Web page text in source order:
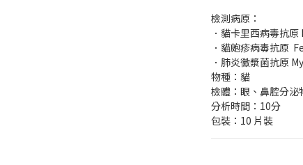
檢測病原：
．貓卡里西病毒抗
．貓皰疹病毒抗原
．肺炎黴漿菌抗原
物種：貓
檢體：眼、鼻腔分泌
分析時間：10分
包裝：10 片裝